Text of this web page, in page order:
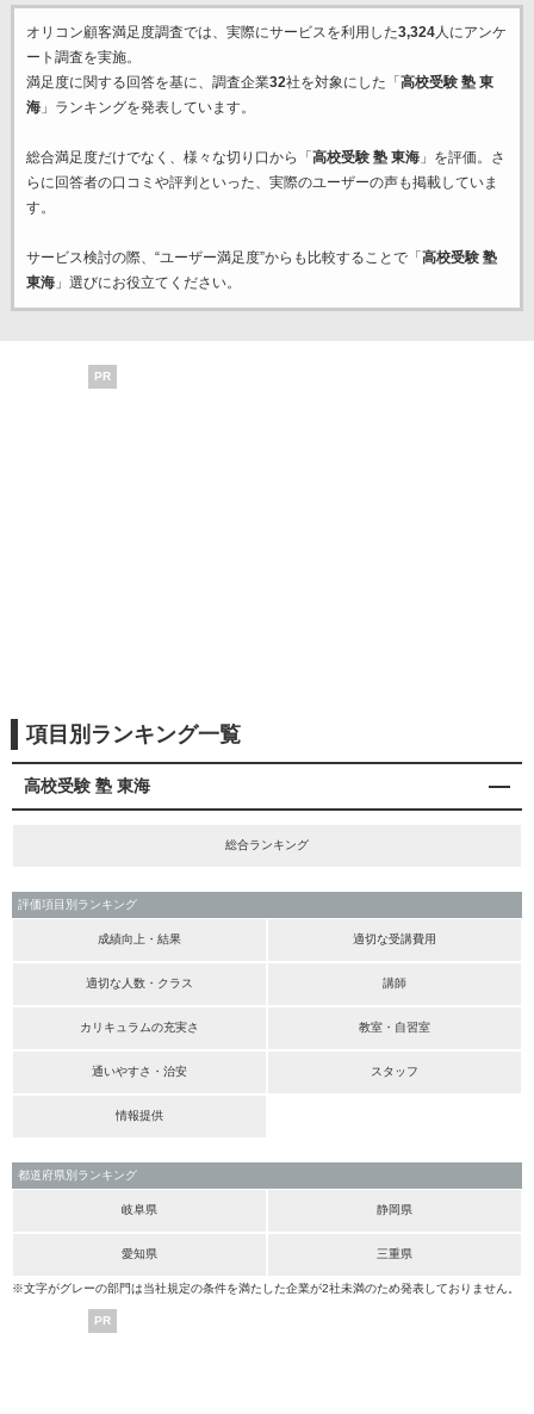
オリコン顧客満足度調査では、実際にサービスを利用した3,324人にアンケ
ート調査を実施。
満足度に関する回答を基に、調査企業32社を対象にした「 高校受験 塾 東
海」ランキングを発表しています。
総合満足度だけでなく、様々な切り口から「 高校受験 塾 東海」を評価。さ
らに回答者の口コミや評判といった、実際のユーザーの声も掲載していま
す。
サービス検討の際、“ユーザー満足度”からも比較することで「 高校受験 塾
東海」選びにお役立てください。
PR
項目別ランキング一覧
高校受験 塾 東海
総合ランキング
評価項目別ランキング
成績向上・結果 適切な受講費用
適切な人数・クラス 講師
カリキュラムの充実さ 教室・自習室
通いやすさ・治安 スタッフ
情報提供
都道府県別ランキング
岐阜県 静岡県
愛知県 三重県
※文字がグレーの部門は当社規定の条件を満たした企業が2社未満のため発表しておりません。
PR